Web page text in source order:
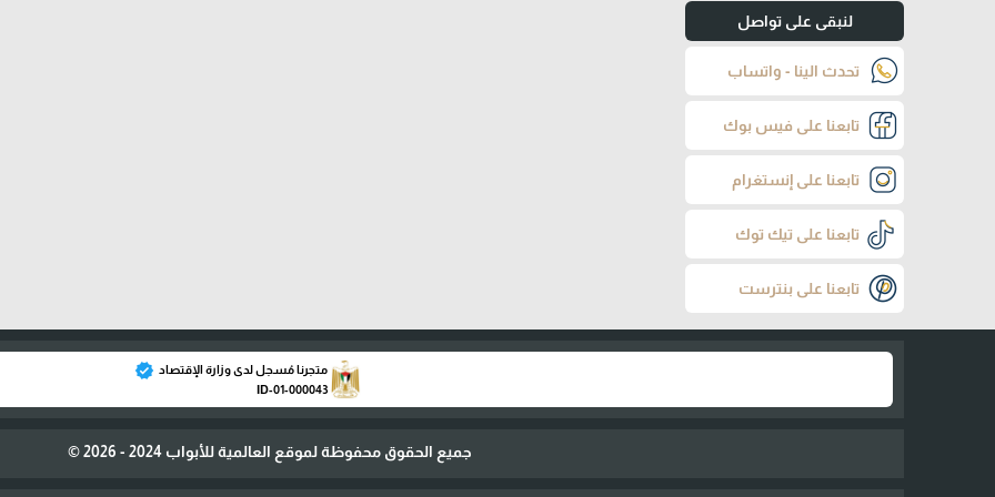
لنبقى على تواصل
تحدث الينا - واتساب
تابعنا على فيس بوك
تابعنا على إنستغرام
تابعنا على تيك توك
تابعنا على بنترست
متجرنا مُسجل لدى وزارة الإقتصاد verified
ID-01-000043
جميع الحقوق محفوظة لموقع العالمية للأبواب 2024 - 2026 ©